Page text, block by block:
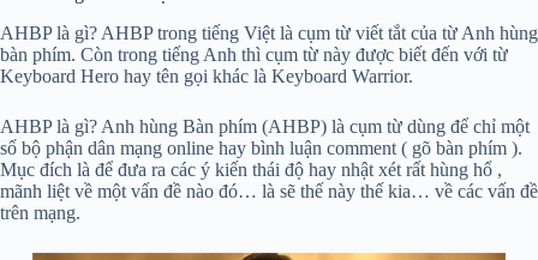
AHBP là gì? AHBP trong tiếng Việt là cụm từ viết tắt của từ Anh hùng
bàn phím. Còn trong tiếng Anh thì cụm từ này được biết đến với từ
Keyboard Hero hay tên gọi khác là Keyboard Warrior.
AHBP là gì? Anh hùng Bàn phím (AHBP) là cụm từ dùng để chỉ một
số bộ phận dân mạng online hay bình luận comment ( gõ bàn phím ).
Mục đích là để đưa ra các ý kiến thái độ hay nhật xét rất hùng hổ ,
mãnh liệt về một vấn đề nào đó… là sẽ thế này thế kia… về các vấn đề
trên mạng.